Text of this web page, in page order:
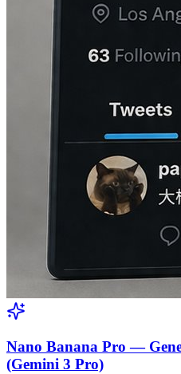
Nano Banana Pro —
(Gemini 3 Pro)